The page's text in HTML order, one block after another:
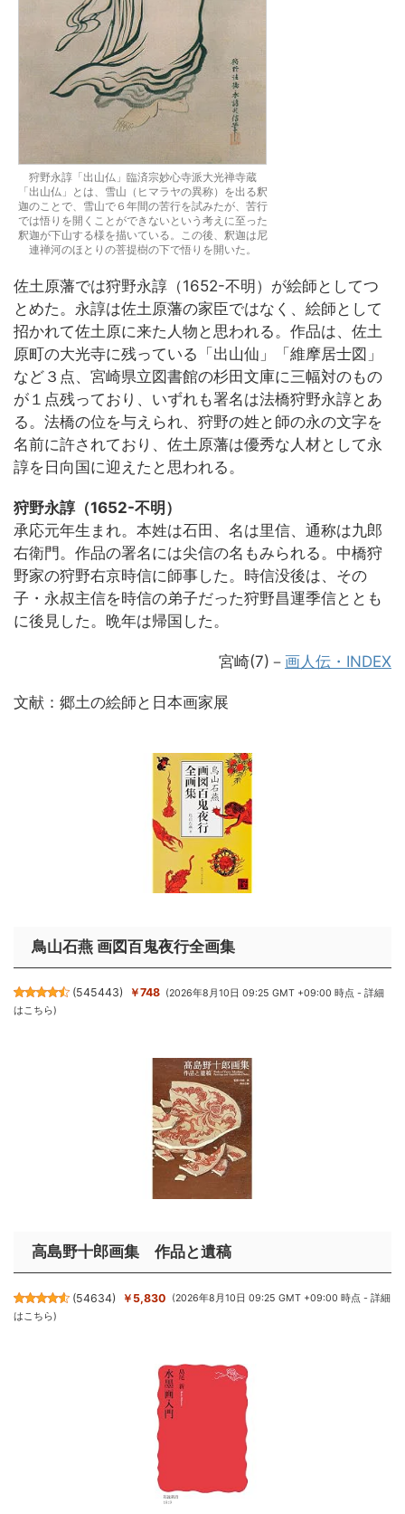
狩野永諄「出山仏」臨済宗妙心寺派大光禅寺蔵
「出山仏」とは、雪山（ヒマラヤの異称）を出る釈
迦のことで、雪山で６年間の苦行を試みたが、苦行
では悟りを開くことができないという考えに至った
釈迦が下山する様を描いている。この後、釈迦は尼
連禅河のほとりの菩提樹の下で悟りを開いた。
佐土原藩では狩野永諄（1652-不明）が絵師としてつ
とめた。永諄は佐土原藩の家臣ではなく、絵師として
招かれて佐土原に来た人物と思われる。作品は、佐土
原町の大光寺に残っている「出山仙」「維摩居士図」
など３点、宮崎県立図書館の杉田文庫に三幅対のもの
が１点残っており、いずれも署名は法橋狩野永諄とあ
る。法橋の位を与えられ、狩野の姓と師の永の文字を
名前に許されており、佐土原藩は優秀な人材として永
諄を日向国に迎えたと思われる。
狩野永諄（1652-不明）
承応元年生まれ。本姓は石田、名は里信、通称は九郎
右衛門。作品の署名には尖信の名もみられる。中橋狩
野家の狩野右京時信に師事した。時信没後は、その
子・永叔主信を時信の弟子だった狩野昌運季信ととも
に後見した。晩年は帰国した。
宮崎(7)－ 画人伝・INDEX
文献：郷土の絵師と日本画家展
鳥山石燕 画図百鬼夜行全画集
(545443) ￥748 (2026年8月10日 09:25 GMT +09:00 時点 -詳細
はこちら)
高島野十郎画集 作品と遺稿
(54634) ￥5,830 (2026年8月10日 09:25 GMT +09:00 時点 -詳細
はこちら)